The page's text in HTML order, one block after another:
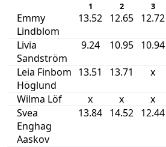
1 2 3
Emmy
Lindblom
13.52 12.65 12.72
Livia
Sandström
9.24 10.95 10.94
Leia Finbom
Höglund
13.51 13.71 x
Wilma Löf x x x
Svea
Enghag
Aaskov
13.84 14.52 12.44